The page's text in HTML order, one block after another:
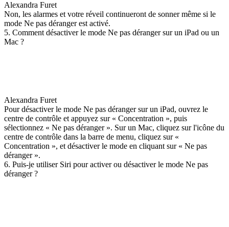
Alexandra Furet
Non, les alarmes et votre réveil continueront de sonner même si le
mode Ne pas déranger est activé.
5. Comment désactiver le mode Ne pas déranger sur un iPad ou un
Mac ?
Alexandra Furet
Pour désactiver le mode Ne pas déranger sur un iPad, ouvrez le
centre de contrôle et appuyez sur « Concentration », puis
sélectionnez « Ne pas déranger ». Sur un Mac, cliquez sur l'icône du
centre de contrôle dans la barre de menu, cliquez sur «
Concentration », et désactiver le mode en cliquant sur « Ne pas
déranger ».
6. Puis-je utiliser Siri pour activer ou désactiver le mode Ne pas
déranger ?